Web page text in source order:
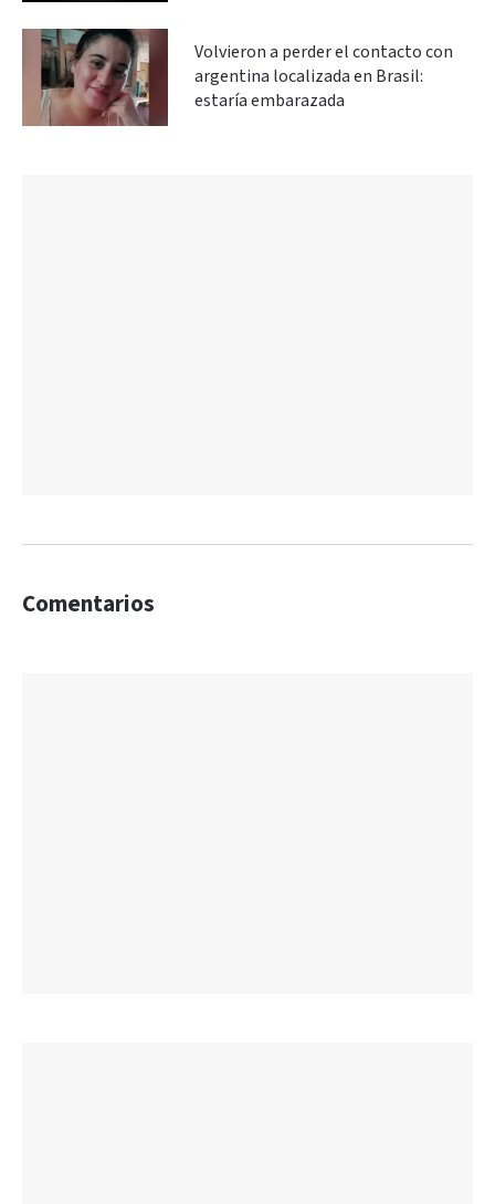
Volvieron a perder el contacto con
argentina localizada en Brasil:
estaría embarazada
Comentarios